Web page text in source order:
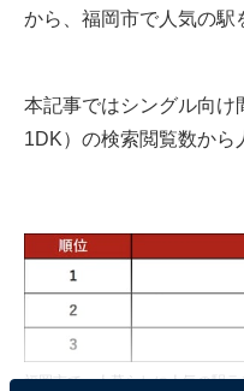
から、福岡市で人気の駅
本記事ではシングル向け
1DK）の検索閲覧数から
福岡市で一人暮らしに人気の駅